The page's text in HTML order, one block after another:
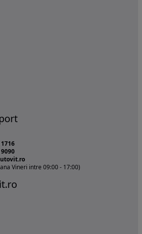
Vineri intre 09:00 - 17:00)